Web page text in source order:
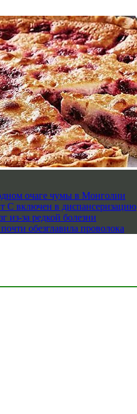
очаге чумы в Монголии
С включен в диспансеризацию
из-за редкой болезни
обезглавила проволока